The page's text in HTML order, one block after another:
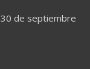
de septiembre